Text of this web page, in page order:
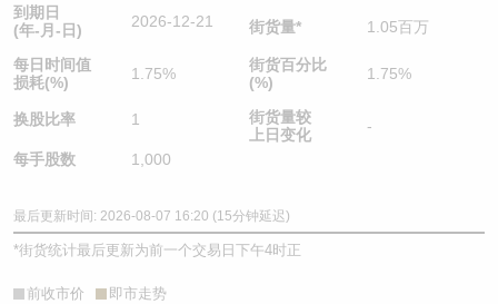
到期日
(年-月-日)
2026-12-21
每日时间值
损耗(%)
1.75%
换股比率 1
每手股数 1,000
街货量* 1.05百万
街货百分比
(%)
1.75%
街货量较
上日变化
-
最后更新时间: 2026-08-07 16:20 (15分钟延迟)
*街货统计最后更新为前一个交易日下午4时正
前收市价 即市走势